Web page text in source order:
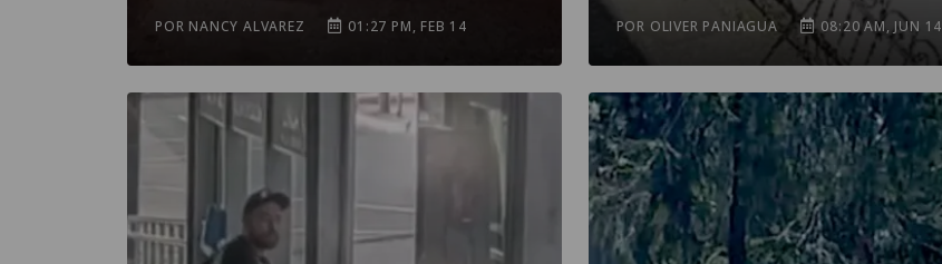
POR NANCY ALVAREZ 01:27 PM, FEB 14 POR OLIVER PANIAGUA 08:20 AM, JUN 14